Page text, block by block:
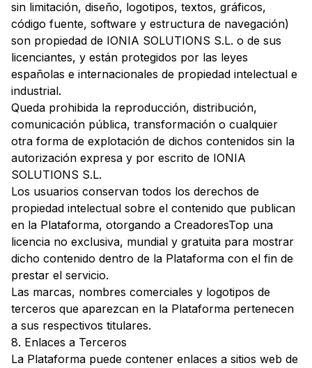
sin limitación, diseño, logotipos, textos, gráficos,
código fuente, software y estructura de navegación)
son propiedad de IONIA SOLUTIONS S.L. o de sus
licenciantes, y están protegidos por las leyes
españolas e internacionales de propiedad intelectual e
industrial.
Queda prohibida la reproducción, distribución,
comunicación pública, transformación o cualquier
otra forma de explotación de dichos contenidos sin la
autorización expresa y por escrito de IONIA
SOLUTIONS S.L.
Los usuarios conservan todos los derechos de
propiedad intelectual sobre el contenido que publican
en la Plataforma, otorgando a CreadoresTop una
licencia no exclusiva, mundial y gratuita para mostrar
dicho contenido dentro de la Plataforma con el fin de
prestar el servicio.
Las marcas, nombres comerciales y logotipos de
terceros que aparezcan en la Plataforma pertenecen
a sus respectivos titulares.
8. Enlaces a Terceros
La Plataforma puede contener enlaces a sitios web de